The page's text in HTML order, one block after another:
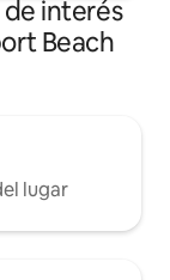
interés
Beach
lugar